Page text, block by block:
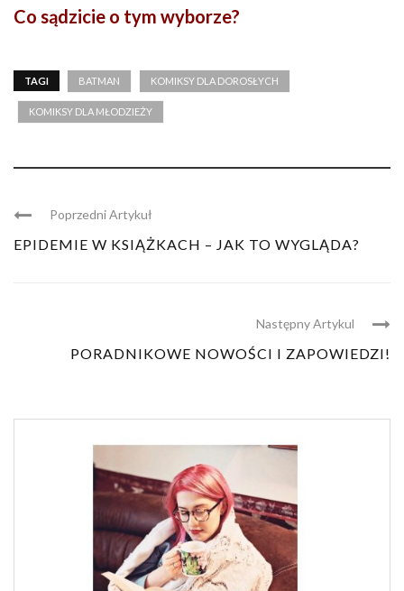
Co sądzicie o tym wyborze?
TAGI BATMAN KOMIKSY DLA DOROSŁYCH
KOMIKSY DLA MŁODZIEŻY
Poprzedni Artykuł
EPIDEMIE W KSIĄŻKACH – JAK TO WYGLĄDA?
Następny Artykul
PORADNIKOWE NOWOŚCI I ZAPOWIEDZI!